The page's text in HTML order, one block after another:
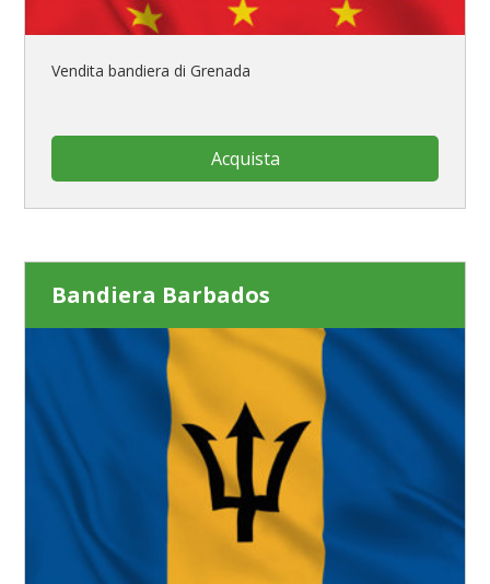
Vendita bandiera di Grenada
Acquista
Bandiera Barbados